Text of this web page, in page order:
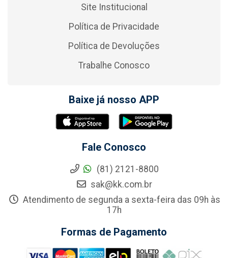
Site Institucional
Política de Privacidade
Política de Devoluções
Trabalhe Conosco
Baixe já nosso APP
Fale Conosco
(81) 2121-8800
sak@kk.com.br
Atendimento de segunda a sexta-feira das 09h às
17h
Formas de Pagamento